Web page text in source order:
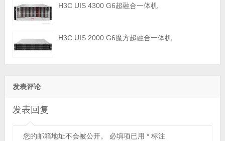
H3C UIS 4300 G6超融合一体机
H3C UIS 2000 G6魔方超融合一体机
发表评论
发表回复
您的邮箱地址不会被公开。 必填项已用 *标注